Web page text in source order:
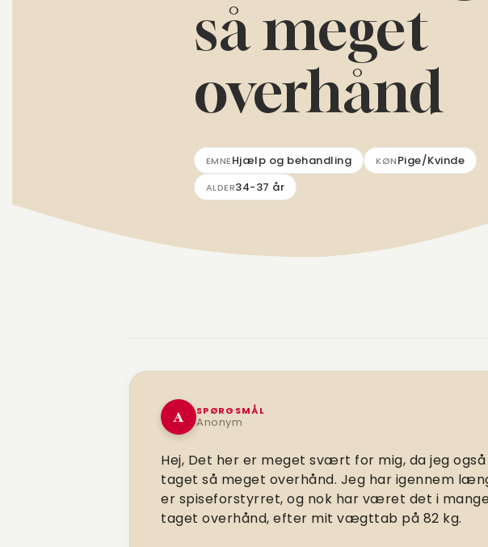
så meget
overhånd
EMNEHjælp og behandling KØNPige/Kvinde
ALDER34-37 år
A SPØRGSMÅL
Anonym
Hej, Det her er meget svært for mig, da jeg
taget så meget overhånd. Jeg har igennem
er spiseforstyrret, og nok har været det i
taget overhånd, efter mit vægttab på 82 kg.